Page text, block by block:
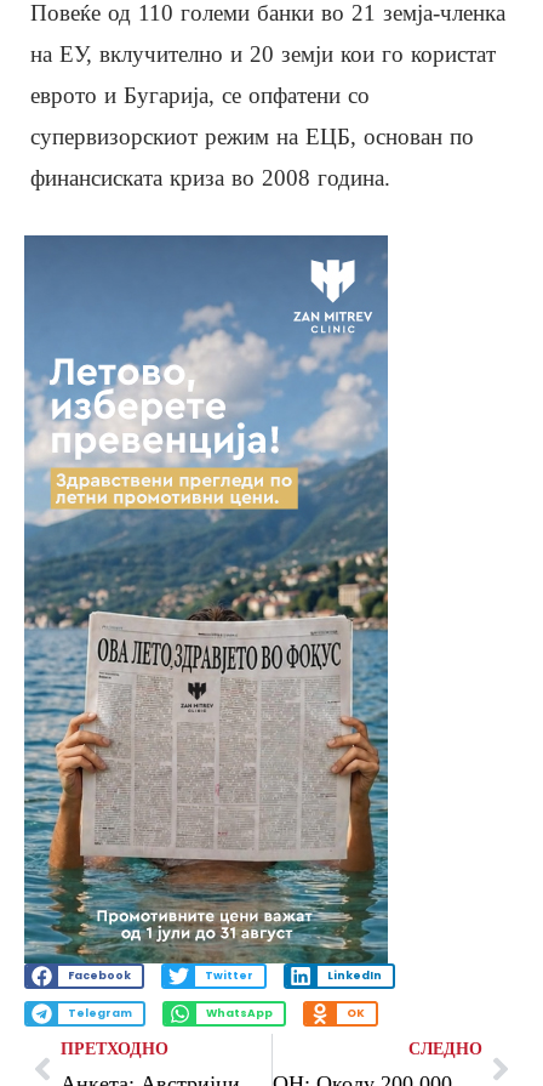
Повеќе од 110 големи банки во 21 земја-членка
на ЕУ, вклучително и 20 земји кои го користат
еврото и Бугарија, се опфатени со
супервизорскиот режим на ЕЦБ, основан по
финансиската криза во 2008 година.
Facebook Twitter LinkedIn
Telegram WhatsApp OK
ПРЕТХОДНО СЛЕДНО